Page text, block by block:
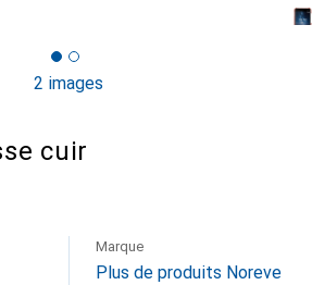
2 images
cuir
Marque
Plus de produits Noreve